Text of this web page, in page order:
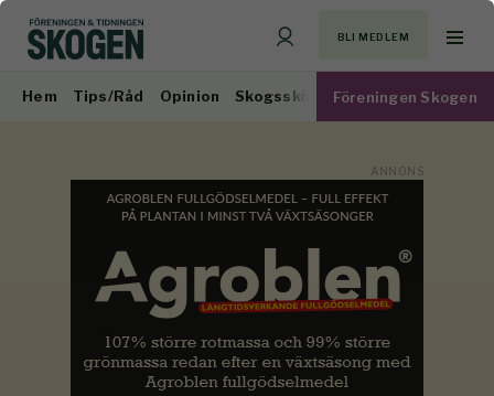
BLI MEDLEM
Hem Tips/Råd Opinion Skogsskötsel Virkesmarknad
Föreningen Skogen